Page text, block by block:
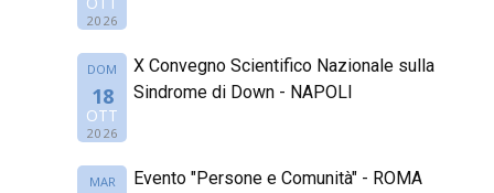
2026
DOM
18
OTT
2026
X Convegno Scientifico Nazionale sulla
Sindrome di Down - NAPOLI
MAR Evento "Persone e Comunità" - ROMA